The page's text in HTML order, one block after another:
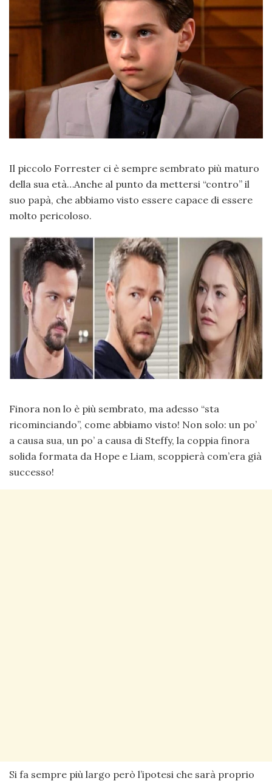
Il piccolo Forrester ci è sempre sembrato più maturo
della sua età…Anche al punto da mettersi “contro” il
suo papà, che abbiamo visto essere capace di essere
molto pericoloso.
Finora non lo è più sembrato, ma adesso “sta
ricominciando”, come abbiamo visto! Non solo: un po’
a causa sua, un po’ a causa di Steffy, la coppia finora
solida formata da Hope e Liam, scoppierà com’era già
successo!
Si fa sempre più largo però l’ipotesi che sarà proprio